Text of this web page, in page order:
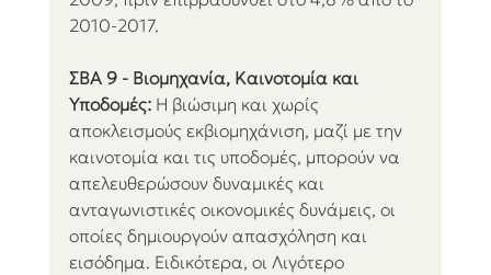
2010-2017.
ΣΒΑ 9 - Βιομηχανία, Καινοτομία και
Υποδομές: Η βιώσιμη και χωρίς
αποκλεισμούς εκβιομηχάνιση, μαζί με την
καινοτομία και τις υποδομές, μπορούν να
απελευθερώσουν δυναμικές και
ανταγωνιστικές οικονομικές δυνάμεις, οι
οποίες δημιουργούν απασχόληση και
εισόδημα. Ειδικότερα, οι Λιγότερο